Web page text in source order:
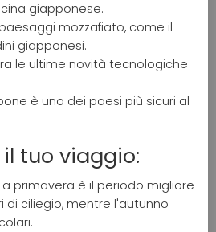
giapponese.
mozzafiato, come il
giapponesi.
le ultime novità tecnologiche
è uno dei paesi più sicuri al
tuo viaggio:
primavera è il periodo migliore
di ciliegio, mentre l'autunno